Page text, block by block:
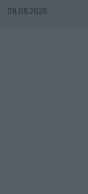
09.08.2026